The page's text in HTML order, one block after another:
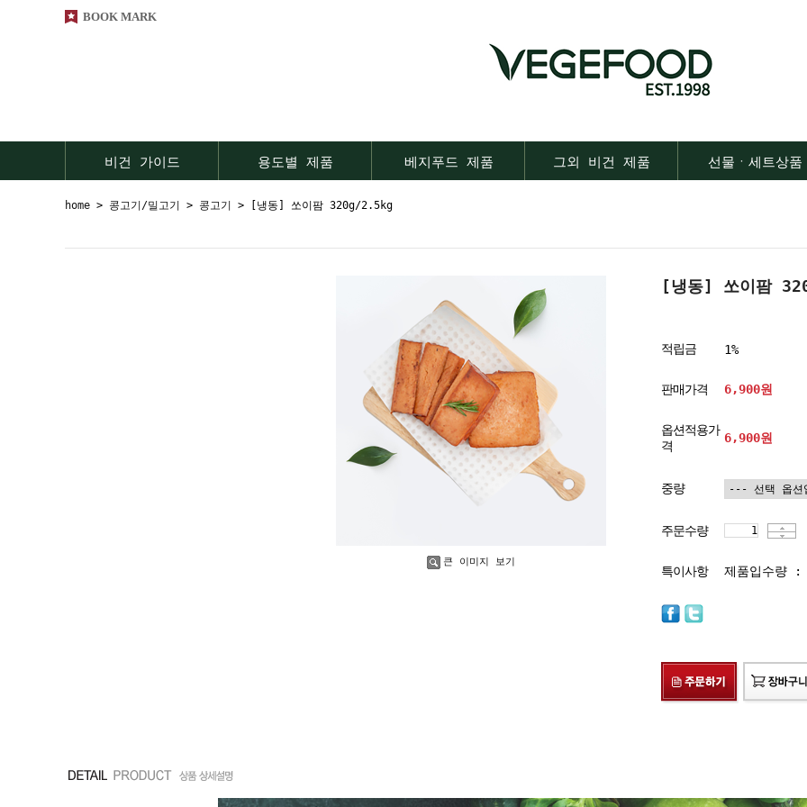
BOOK MARK
비건 가이드 용도별 제품 베지푸드 제품 그외 비건 제품 선물ㆍ세트상품
home > 콩고기/밀고기 > 콩고기 > [냉동] 쏘이팜 320g/2.5kg
큰 이미지 보기
[냉동] 쏘이팜
적립금 1%
판매가격 6,900원
옵션적용가
격
6,900원
중량
주문수량
특이사항 제품입수량 :